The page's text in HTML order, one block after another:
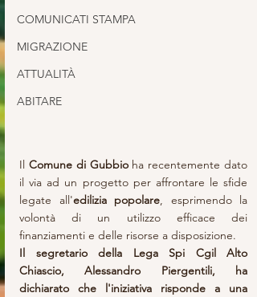
COMUNICATI STAMPA
MIGRAZIONE
ATTUALITÀ
ABITARE
Il Comune di Gubbio ha recentemente dato
il via ad un progetto per affrontare le sfide
legate all'edilizia popolare, esprimendo la
volontà di un utilizzo efficace dei
finanziamenti e delle risorse a disposizione.
Il segretario della Lega Spi Cgil Alto
Chiascio, Alessandro Piergentili, ha
dichiarato che l'iniziativa risponde a una